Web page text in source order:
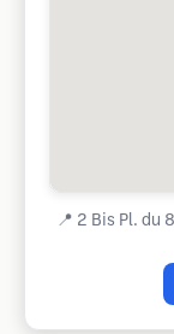
📍 2 Bis Pl. du